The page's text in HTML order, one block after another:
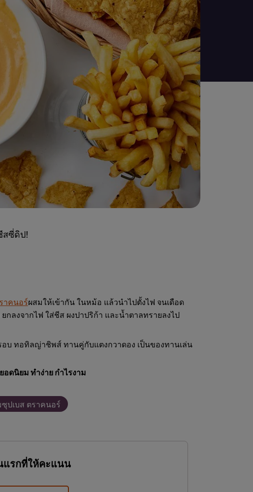
สซี่ดิป!
าคนอร์ผสมให้เข้ากัน ในหม้อ แล้วนำไปตั้งไฟ จนเดือด
กลงจากไฟ ใส่ชีส ผงปาปริก้า และน้ำตาลทรายลงไป
บ ทอทิลญ่าชิพส์ ทานคู่กับแตงกวาดอง เป็นของทานเล่น
อดนิยม ทำง่าย กำไรงาม
ปเบส ตราคนอร์
แรกที่ให้คะแนน